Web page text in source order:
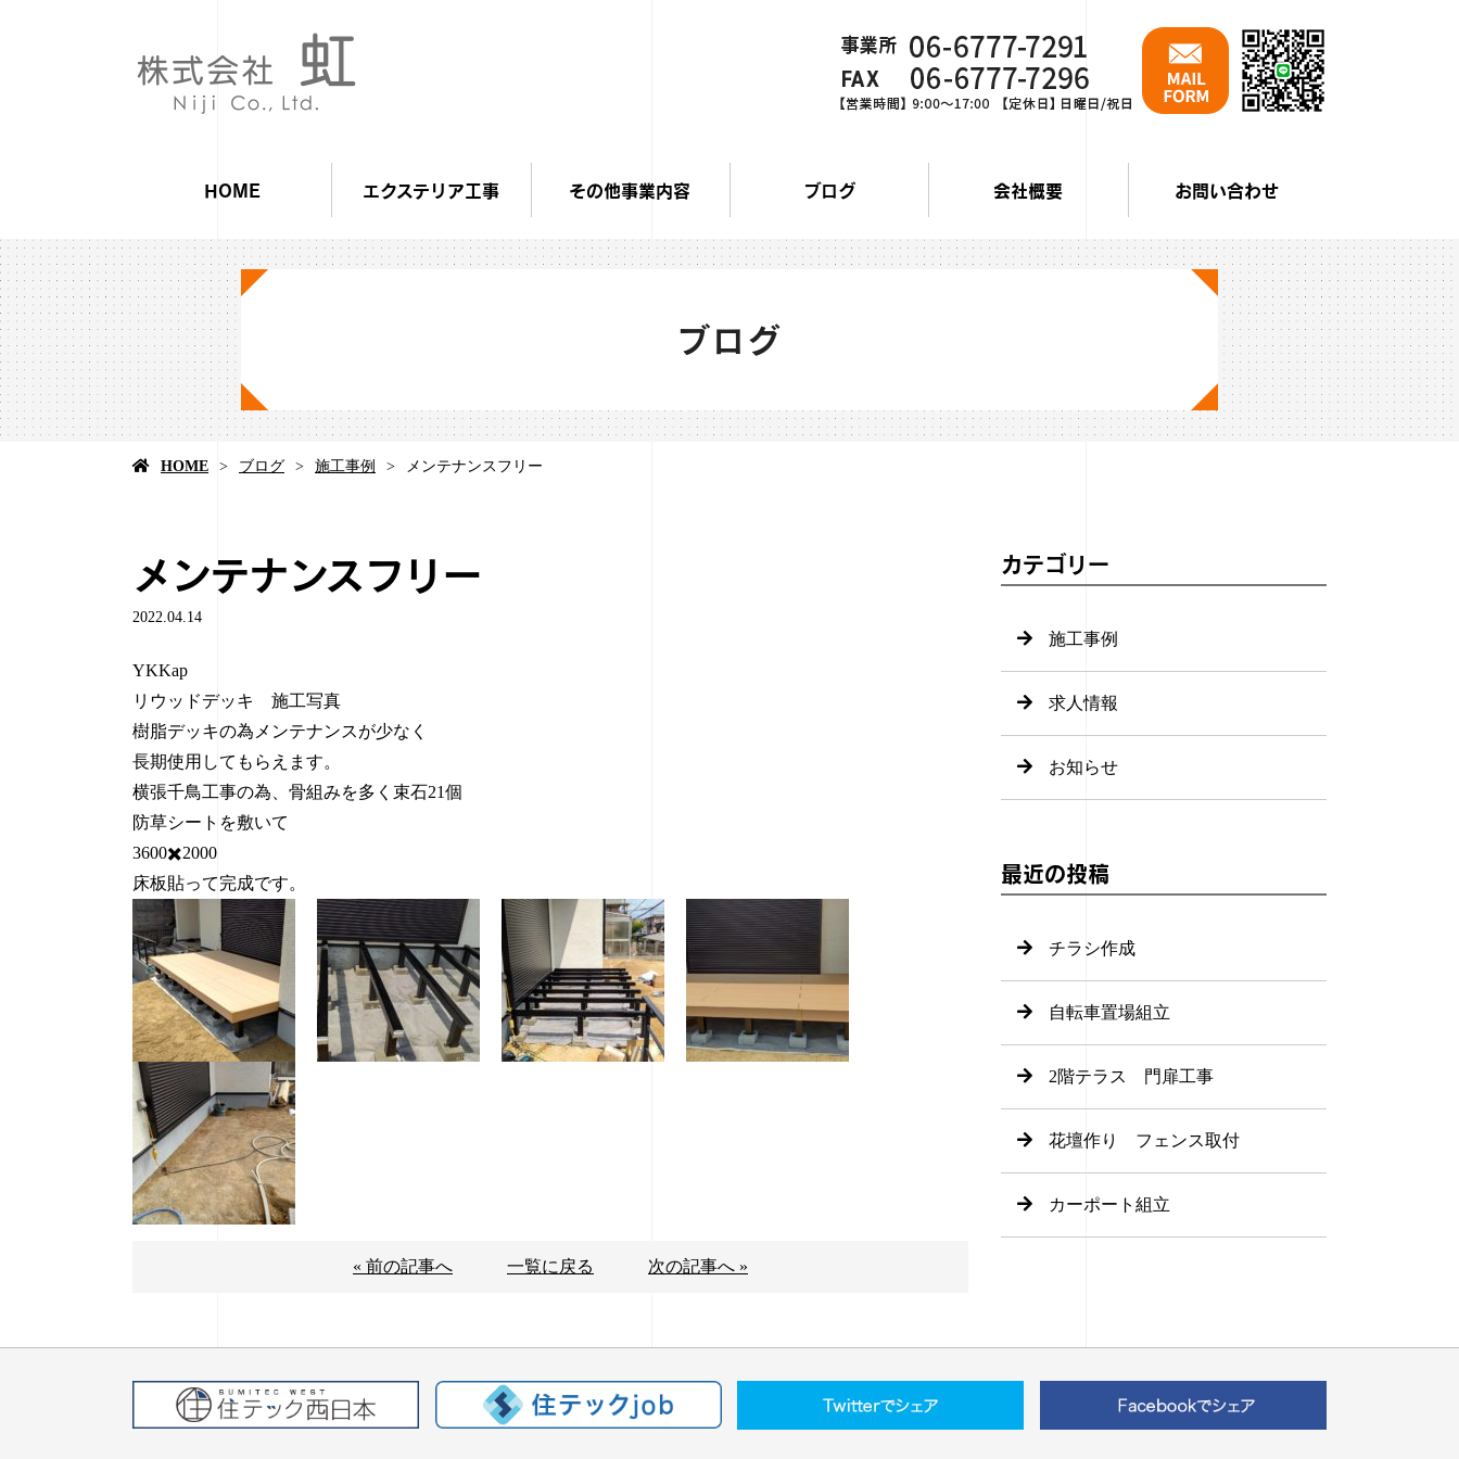
HOME エクステリア工事 その他事業内容 ブログ 会社概要 お問い合わせ
ブログ
HOME ブログ 施工事例 メンテナンスフリー
メンテナンスフリー
2022.04.14
YKKap
リウッドデッキ 施工写真
樹脂デッキの為メンテナンスが少なく
長期使用してもらえます。
横張千鳥工事の為、骨組みを多く束石21個
防草シートを敷いて
3600✖️2000
床板貼って完成です。
« 前の記事へ 一覧に戻る 次の記事へ »
カテゴリー
施工事例
求人情報
お知らせ
最近の投稿
チラシ作成
自転車置場組立
2階テラス 門扉工事
花壇作り フェンス取付
カーポート組立